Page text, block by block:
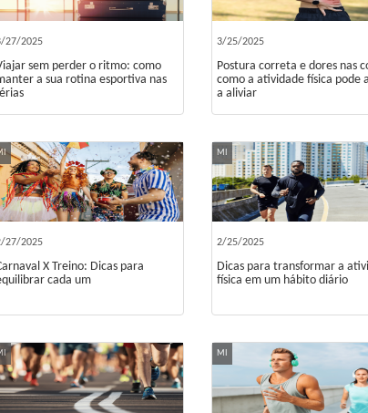
27/2025
sem perder o ritmo: como
a sua rotina esportiva nas
3/25/2025
Postura correta e dores nas
como a atividade física pode
a aliviar
27/2025
X Treino: Dicas para
cada um
MI
2/25/2025
Dicas para transformar a
física em um hábito diário
MI